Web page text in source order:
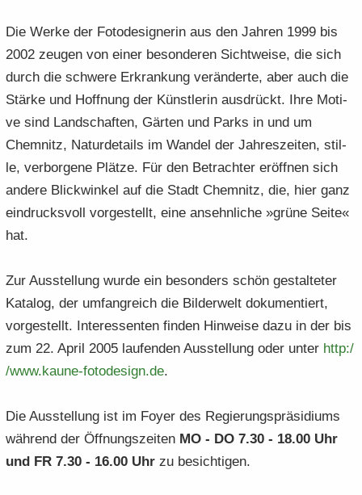
Die Werke der Fo­to­de­si­gne­rin aus den Jah­ren 1999 bis
2002 zeu­gen von einer be­son­de­ren Sicht­wei­se, die sich
durch die schwe­re Er­kran­kung ver­än­der­te, aber auch die
Stär­ke und Hoff­nung der Künst­le­rin aus­drückt. Ihre Mo­ti­
ve sind Land­schaf­ten, Gär­ten und Parks in und um
Chem­nitz, Na­tur­de­tails im Wan­del der Jah­res­zei­ten, stil­
le, ver­bor­ge­ne Plät­ze. Für den Be­trach­ter er­öff­nen sich
an­de­re Blick­win­kel auf die Stadt Chem­nitz, die, hier ganz
ein­drucks­voll vor­ge­stellt, eine an­sehn­li­che »grüne Seite«
hat.
Zur Aus­stel­lung wurde ein be­son­ders schön ge­stal­te­ter
Ka­ta­log, der um­fang­reich die Bil­der­welt do­ku­men­tiert,
vor­ge­stellt. In­ter­es­sen­ten fin­den Hin­wei­se dazu in der bis
zum 22. April 2005 lau­fen­den Aus­stel­lung oder unter http:/​
/​www.​kaune-​​fotodesign.​de.
Die Aus­stel­lung ist im Foyer des Re­gie­rungs­prä­si­di­ums
wäh­rend der Öff­nungs­zei­ten MO - DO 7.30 - 18.00 Uhr
und FR 7.30 - 16.00 Uhr zu be­sich­ti­gen.